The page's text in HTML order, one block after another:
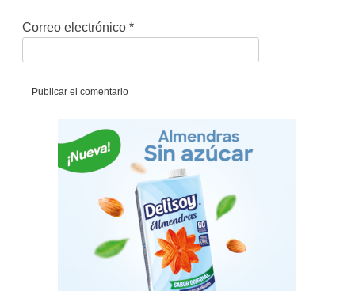
Correo electrónico *